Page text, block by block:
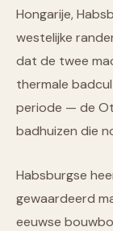
Hongarije,
westelijke
dat de twee
thermale
periode — de
badhuizen die
Habsburgse
gewaardeerd
eeuwse